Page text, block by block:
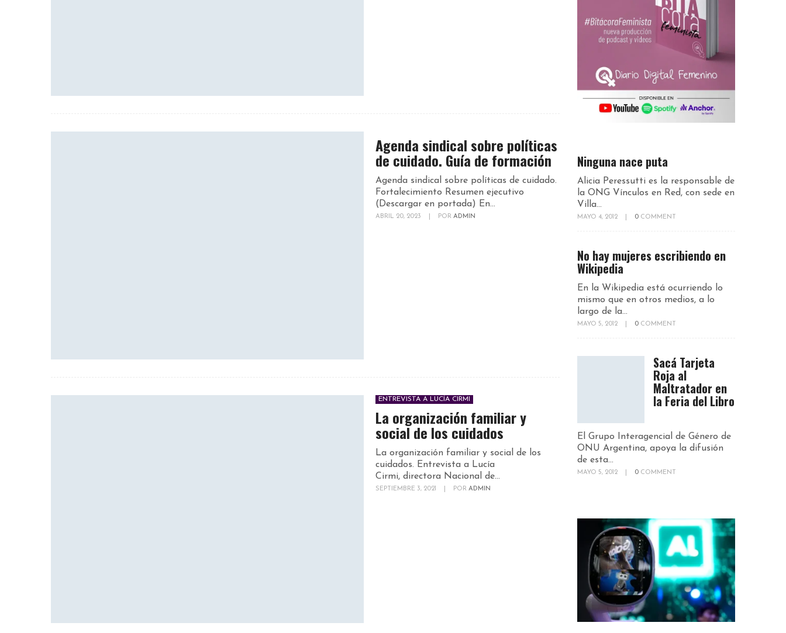
Agenda sindical sobre políticas
de cuidado. Guía de formación
Agenda sindical sobre políticas de cuidado.
Fortalecimiento Resumen ejecutivo
(Descargar en portada) En...
ABRIL 20, 2023 POR ADMIN
ENTREVISTA A LUCÍA CIRMI
La organización familiar y
social de los cuidados
La organización familiar y social de los
cuidados. Entrevista a Lucía
Cirmi, directora Nacional de...
SEPTIEMBRE 3, 2021 POR ADMIN
Ninguna nace puta
Alicia Peressutti es la responsable de
la ONG Vínculos en Red, con sede en
Villa...
MAYO 4, 2012 0 COMMENT
No hay mujeres escribiendo en
Wikipedia
En la Wikipedia está ocurriendo lo
mismo que en otros medios, a lo
largo de la...
MAYO 5, 2012 0 COMMENT
Sacá Tarjeta
Roja al
Maltratador en
la Feria del Libro
El Grupo Interagencial de Género de
ONU Argentina, apoya la difusión
de esta...
MAYO 5, 2012 0 COMMENT